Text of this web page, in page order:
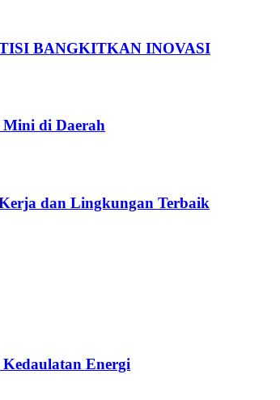
BANGKITKAN INOVASI
Mini di Daerah
dan Lingkungan Terbaik
Energi